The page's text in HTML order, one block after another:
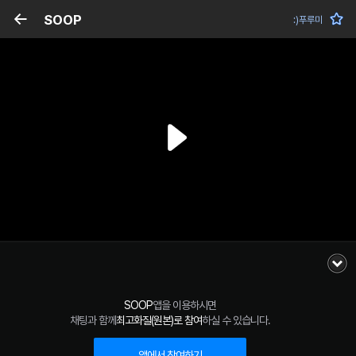
SOOP :)푸루미
SOOP앱을 이용하시면
채팅과 함께최고화질(원본)로 참여하실 수 있습니다.